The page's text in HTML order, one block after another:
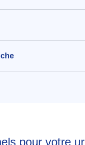
pour votre